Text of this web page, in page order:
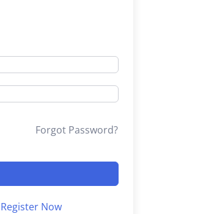
Forgot Password?
Register Now